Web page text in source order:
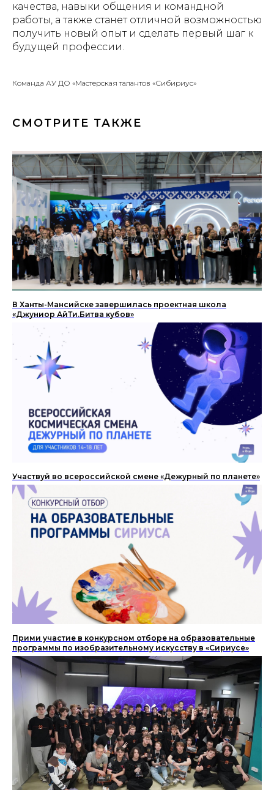
качества, навыки общения и командной
работы, а также станет отличной возможностью
получить новый опыт и сделать первый шаг к
будущей профессии.
Команда АУ ДО «Мастерская талантов «Сибириус»
СМОТРИТЕ ТАКЖЕ
В Ханты-Мансийске завершилась проектная школа
«Джуниор АйТи.Битва кубов»
Участвуй во всероссийской смене «Дежурный по планете»
Прими участие в конкурсном отборе на образовательные
программы по изобразительному искусству в «Сириусе»